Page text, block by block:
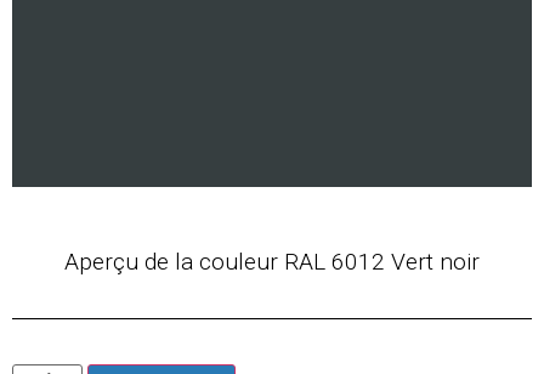
Aperçu de la couleur RAL 6012 Vert noir